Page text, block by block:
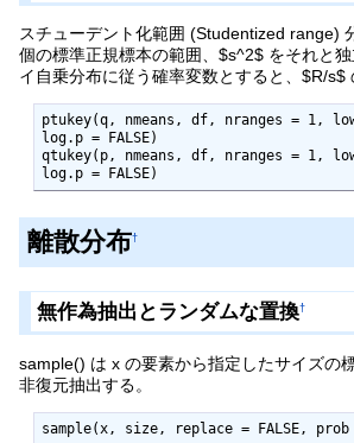
スチューデント化範囲 (Studentized range)
個の標準正規標本の範囲、$s^2$ をそれと
イ自乗分布に従う確率変数とすると、$R/s$
ptukey(q, nmeans, df, nranges = 1,
log.p = FALSE)
qtukey(p, nmeans, df, nranges = 1,
log.p = FALSE)
離散分布†
無作為抽出とランダムな置換†
sample() は x の要素から指定したサイズの
非復元抽出する。
sample(x, size, replace = FALSE, prob